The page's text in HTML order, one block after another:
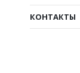
КОНТАКТЫ